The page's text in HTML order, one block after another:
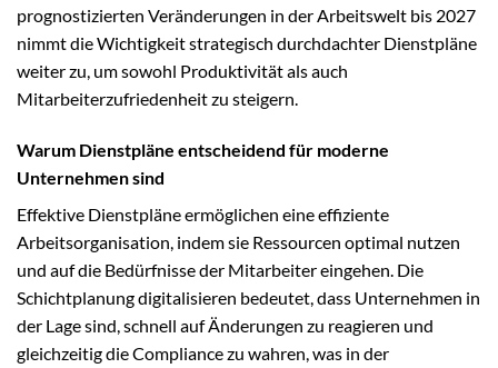
prognostizierten Veränderungen in der Arbeitswelt bis 2027
nimmt die Wichtigkeit strategisch durchdachter Dienstpläne
weiter zu, um sowohl Produktivität als auch
Mitarbeiterzufriedenheit zu steigern.
Warum Dienstpläne entscheidend für moderne
Unternehmen sind
Effektive Dienstpläne ermöglichen eine effiziente
Arbeitsorganisation, indem sie Ressourcen optimal nutzen
und auf die Bedürfnisse der Mitarbeiter eingehen. Die
Schichtplanung digitalisieren bedeutet, dass Unternehmen in
der Lage sind, schnell auf Änderungen zu reagieren und
gleichzeitig die Compliance zu wahren, was in der